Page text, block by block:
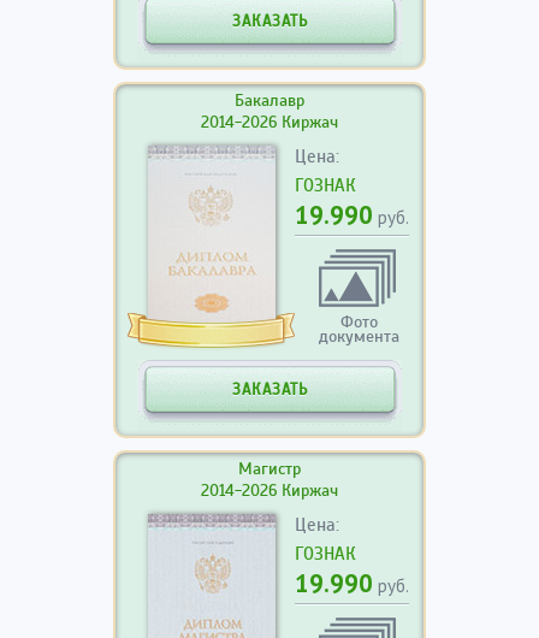
ЗАКАЗАТЬ
Бакалавр
2014-2026 Киржач
Цена:
ГОЗНАК
19.990 руб.
Фото
документа
ЗАКАЗАТЬ
Магистр
2014-2026 Киржач
Цена:
ГОЗНАК
19.990 руб.